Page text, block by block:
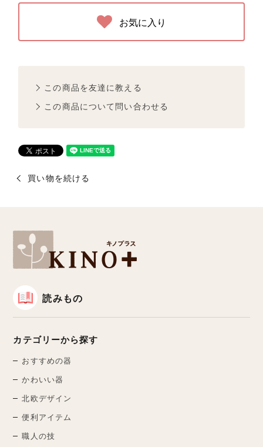
お気に入り
この商品を友達に教える
この商品について問い合わせる
買い物を続ける
読みもの
カテゴリーから探す
おすすめの器
かわいい器
北欧デザイン
便利アイテム
職人の技